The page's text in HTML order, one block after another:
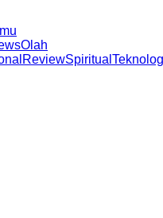
Olah
ReviewSpiritual